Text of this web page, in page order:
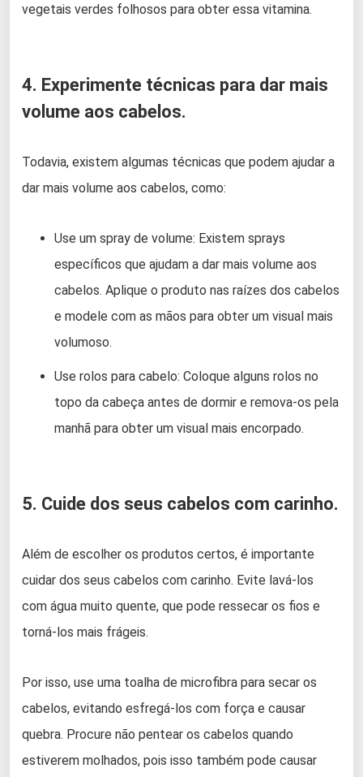
vegetais verdes folhosos para obter essa vitamina.
4. Experimente técnicas para dar mais
volume aos cabelos.
Todavia, existem algumas técnicas que podem ajudar a
dar mais volume aos cabelos, como:
Use um spray de volume: Existem sprays
específicos que ajudam a dar mais volume aos
cabelos. Aplique o produto nas raízes dos cabelos
e modele com as mãos para obter um visual mais
volumoso.
Use rolos para cabelo: Coloque alguns rolos no
topo da cabeça antes de dormir e remova-os pela
manhã para obter um visual mais encorpado.
5. Cuide dos seus cabelos com carinho.
Além de escolher os produtos certos, é importante
cuidar dos seus cabelos com carinho. Evite lavá-los
com água muito quente, que pode ressecar os fios e
torná-los mais frágeis.
Por isso, use uma toalha de microfibra para secar os
cabelos, evitando esfregá-los com força e causar
quebra. Procure não pentear os cabelos quando
estiverem molhados, pois isso também pode causar